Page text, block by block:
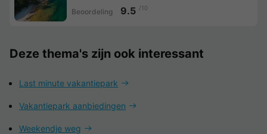
Beoordeling 9.5 /10
Deze thema's zijn ook interessant
Last minute vakantiepark
Vakantiepark aanbiedingen
Weekendje weg